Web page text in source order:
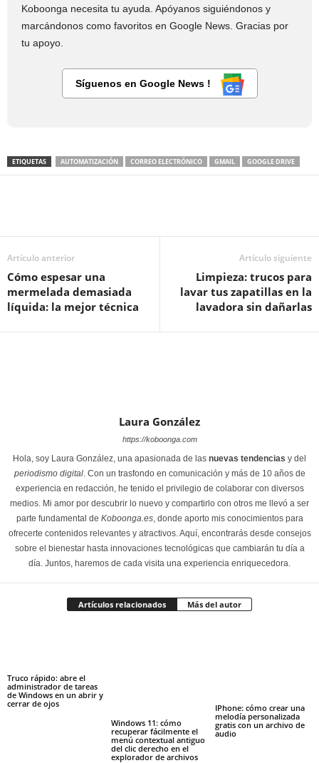
Koboonga necesita tu ayuda. Apóyanos siguiéndonos y
marcándonos como favoritos en Google News. Gracias por
tu apoyo.
Síguenos en Google News !
ETIQUETAS AUTOMATIZACIÓN CORREO ELECTRÓNICO GMAIL GOOGLE DRIVE
Artículo anterior
Cómo espesar una
mermelada demasiada
líquida: la mejor técnica
Artículo siguiente
Limpieza: trucos para
lavar tus zapatillas en la
lavadora sin dañarlas
Laura González
https://koboonga.com
Hola, soy Laura González, una apasionada de las nuevas tendencias y del
periodismo digital. Con un trasfondo en comunicación y más de 10 años de
experiencia en redacción, he tenido el privilegio de colaborar con diversos
medios. Mi amor por descubrir lo nuevo y compartirlo con otros me llevó a ser
parte fundamental de Koboonga.es, donde aporto mis conocimientos para
ofrecerte contenidos relevantes y atractivos. Aquí, encontrarás desde consejos
sobre el bienestar hasta innovaciones tecnológicas que cambiarán tu día a
día. Juntos, haremos de cada visita una experiencia enriquecedora.
Artículos relacionados Más del autor
Truco rápido: abre el
administrador de tareas
de Windows en un abrir y
cerrar de ojos
Windows 11: cómo
recuperar fácilmente el
menú contextual antiguo
del clic derecho en el
explorador de archivos
IPhone: cómo crear una
melodía personalizada
gratis con un archivo de
audio